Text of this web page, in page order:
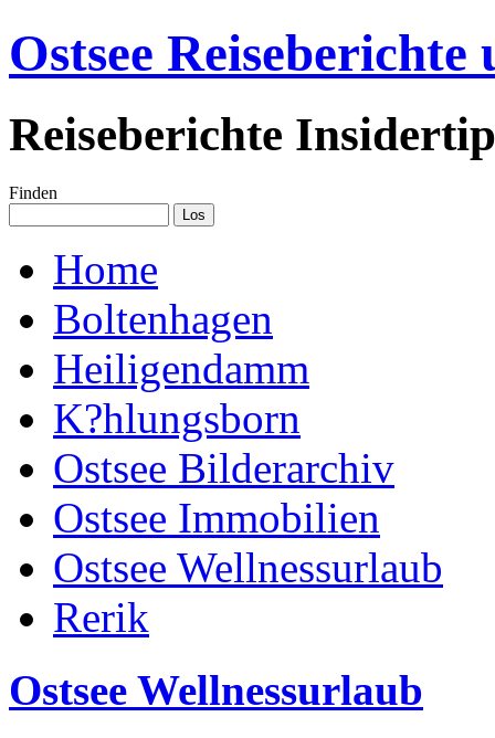
Ostsee
Reiseberichte
Finden
Home
Boltenhagen
Heiligendamm
K?hlungsborn
Ostsee Bilderarchiv
Ostsee Immobilien
Ostsee Wellnessurlaub
Rerik
Ostsee Wellnessurlaub